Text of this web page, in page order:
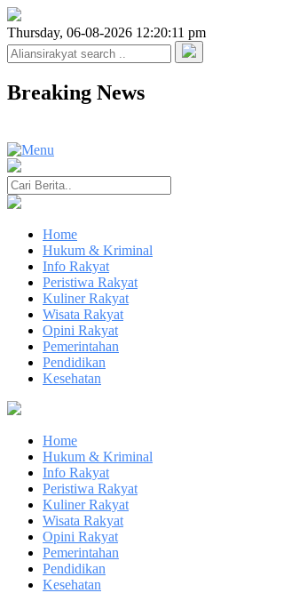
Thursday, 06-08-2026 12:20:11 pm
Breaking News
Home
Hukum & Kriminal
Info Rakyat
Peristiwa Rakyat
Kuliner Rakyat
Wisata Rakyat
Opini Rakyat
Pemerintahan
Pendidikan
Kesehatan
Home
Hukum & Kriminal
Info Rakyat
Peristiwa Rakyat
Kuliner Rakyat
Wisata Rakyat
Opini Rakyat
Pemerintahan
Pendidikan
Kesehatan